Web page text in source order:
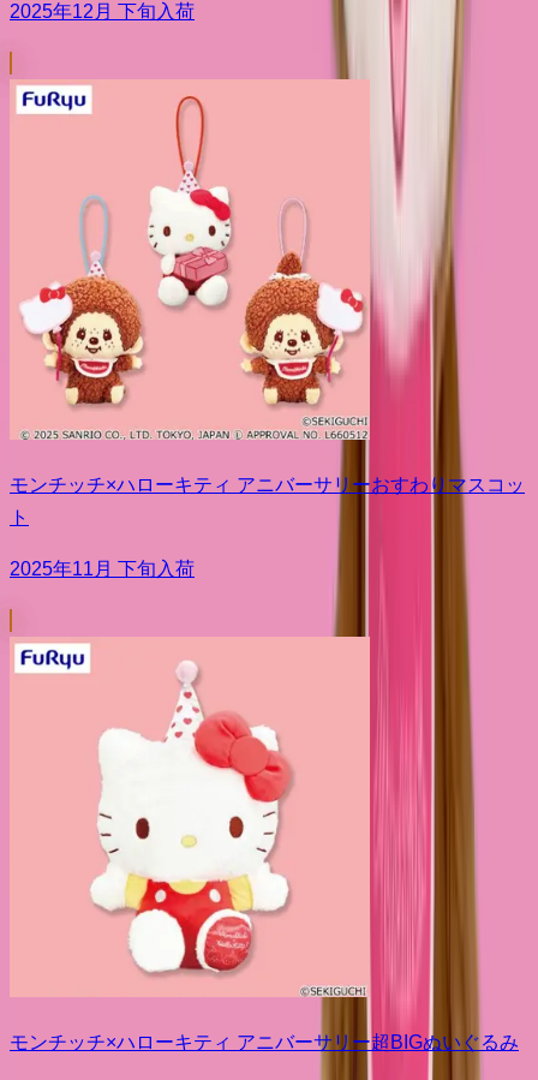
2025年12月 下旬入荷
モンチッチ×ハローキティ アニバーサリーおすわりマスコッ
ト
2025年11月 下旬入荷
モンチッチ×ハローキティ アニバーサリー超BIGぬいぐるみ